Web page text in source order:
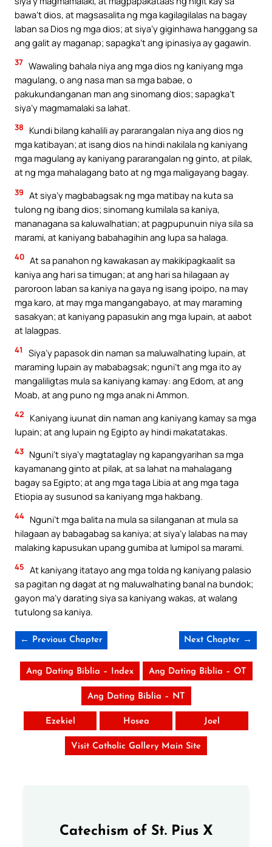
bawa’t dios, at magsasalita ng mga kagilagilalas na bagay
laban sa Dios ng mga dios; at siya’y giginhawa hanggang sa
ang galit ay maganap; sapagka’t ang ipinasiya ay gagawin.
37 Wawaling bahala niya ang mga dios ng kaniyang mga
magulang, o ang nasa man sa mga babae, o
pakukundanganan man ang sinomang dios; sapagka’t
siya’y magmamalaki sa lahat.
38
Kundi bilang kahalili ay pararangalan niya ang dios ng
mga katibayan; at isang dios na hindi nakilala ng kaniyang
mga magulang ay kaniyang pararangalan ng ginto, at pilak,
at ng mga mahalagang bato at ng mga maligayang bagay.
39 At siya’y magbabagsak ng mga matibay na kuta sa
tulong ng ibang dios; sinomang kumilala sa kaniya,
mananagana sa kaluwalhatian; at pagpupunuin niya sila sa
marami, at kaniyang babahagihin ang lupa sa halaga.
40 At sa panahon ng kawakasan ay makikipagkaalit sa
kaniya ang hari sa timugan; at ang hari sa hilagaan ay
paroroon laban sa kaniya na gaya ng isang ipoipo, na may
mga karo, at may mga mangangabayo, at may maraming
sasakyan; at kaniyang papasukin ang mga lupain, at aabot
at lalagpas.
41
Siya’y papasok din naman sa maluwalhating lupain, at
maraming lupain ay mababagsak; nguni’t ang mga ito ay
mangaliligtas mula sa kaniyang kamay: ang Edom, at ang
Moab, at ang puno ng mga anak ni Ammon.
42
Kaniyang iuunat din naman ang kaniyang kamay sa mga
lupain; at ang lupain ng Egipto ay hindi makatatakas.
43 Nguni’t siya’y magtataglay ng kapangyarihan sa mga
kayamanang ginto at pilak, at sa lahat na mahalagang
bagay sa Egipto; at ang mga taga Libia at ang mga taga
Etiopia ay susunod sa kaniyang mga hakbang.
44 Nguni’t mga balita na mula sa silanganan at mula sa
hilagaan ay babagabag sa kaniya; at siya’y lalabas na may
malaking kapusukan upang gumiba at lumipol sa marami.
45 At kaniyang itatayo ang mga tolda ng kaniyang palasio
sa pagitan ng dagat at ng maluwalhating banal na bundok;
gayon ma’y darating siya sa kaniyang wakas, at walang
tutulong sa kaniya.
← Previous Chapter Next Chapter →
Ang Dating Biblia – Index Ang Dating Biblia – OT
Ang Dating Biblia – NT
Ezekiel Hosea Joel
Visit Catholic Gallery Main Site
Catechism of St. Pius X